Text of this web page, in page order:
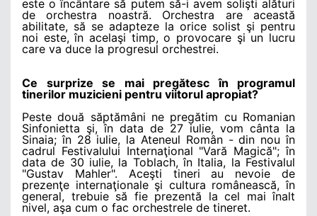
este o încântare să putem să-i avem solişti alături
de orchestra noastră. Orchestra are această
abilitate, să se adapteze la orice solist şi pentru
noi este, în acelaşi timp, o provocare şi un lucru
care va duce la progresul orchestrei.
Ce surprize se mai pregătesc în programul
tinerilor muzicieni pentru viitorul apropiat?
Peste două săptămâni ne pregătim cu Romanian
Sinfonietta şi, în data de 27 iulie, vom cânta la
Sinaia; în 28 iulie, la Ateneul Român - din nou în
cadrul Festivalului Internaţional "Vară Magică"; în
data de 30 iulie, la Toblach, în Italia, la Festivalul
"Gustav Mahler". Aceşti tineri au nevoie de
prezenţe internaţionale şi cultura românească, în
general, trebuie să fie prezentă la cel mai înalt
nivel, aşa cum o fac orchestrele de tineret.